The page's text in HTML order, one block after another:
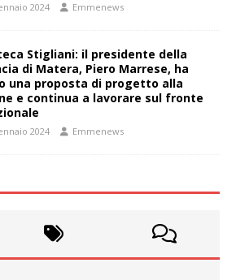
2024 Emmenews
Stigliani: il presidente della
di Matera, Piero Marrese, ha
una proposta di progetto alla
e continua a lavorare sul fronte
2024 Emmenews